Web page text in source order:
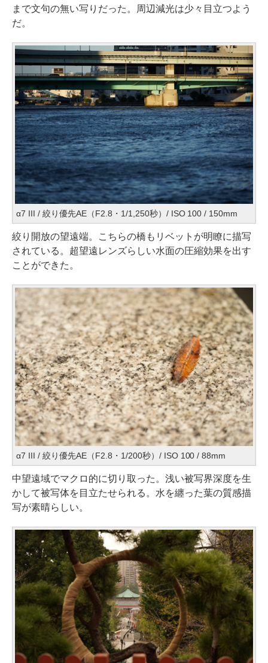
まで文句の無い写りだった。周辺減光は少々目立つよう
だ。
α7 III / 絞り優先AE（F2.8・1/1,250秒）/ ISO 100 / 150mm
絞り開放の望遠端。こちらの橋もリベットが明瞭に描写
されている。超望遠レンズらしい水面の圧縮効果を出す
ことができた。
α7 III / 絞り優先AE（F2.8・1/200秒）/ ISO 100 / 88mm
中望遠域でマクロ的に切り取った。浅い被写界深度を生
かして被写体を目立たせられる。水を纏った葉の質感描
写が素晴らしい。